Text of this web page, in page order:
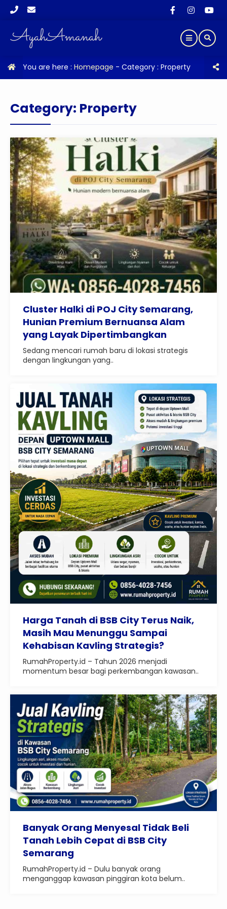
You are here : Homepage - Category : Property
Category: Property
Cluster Halki di POJ City Semarang,
Hunian Premium Bernuansa Alam
yang Layak Dipertimbangkan
Sedang mencari rumah baru di lokasi strategis
dengan lingkungan yang..
Harga Tanah di BSB City Terus Naik,
Masih Mau Menunggu Sampai
Kehabisan Kavling Strategis?
RumahProperty.id – Tahun 2026 menjadi
momentum besar bagi perkembangan kawasan..
Banyak Orang Menyesal Tidak Beli
Tanah Lebih Cepat di BSB City
Semarang
RumahProperty.id – Dulu banyak orang
menganggap kawasan pinggiran kota belum..